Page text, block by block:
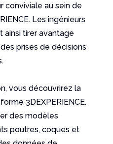
conviviale au sein de
Les ingénieurs
ainsi tirer avantage
prises de décisions
vous découvrirez la
3DEXPERIENCE.
des modèles
poutres, coques et